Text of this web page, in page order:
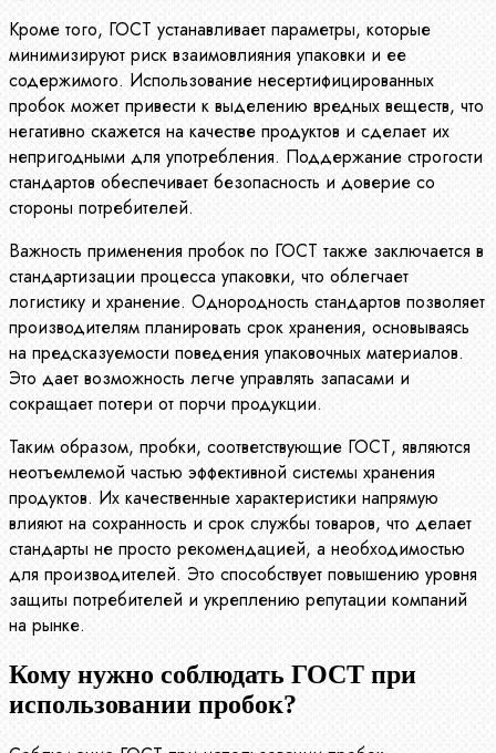
Кроме того, ГОСТ устанавливает параметры, которые
минимизируют риск взаимовлияния упаковки и ее
содержимого. Использование несертифицированных
пробок может привести к выделению вредных веществ, что
негативно скажется на качестве продуктов и сделает их
непригодными для употребления. Поддержание строгости
стандартов обеспечивает безопасность и доверие со
стороны потребителей.
Важность применения пробок по ГОСТ также заключается в
стандартизации процесса упаковки, что облегчает
логистику и хранение. Однородность стандартов позволяет
производителям планировать срок хранения, основываясь
на предсказуемости поведения упаковочных материалов.
Это дает возможность легче управлять запасами и
сокращает потери от порчи продукции.
Таким образом, пробки, соответствующие ГОСТ, являются
неотъемлемой частью эффективной системы хранения
продуктов. Их качественные характеристики напрямую
влияют на сохранность и срок службы товаров, что делает
стандарты не просто рекомендацией, а необходимостью
для производителей. Это способствует повышению уровня
защиты потребителей и укреплению репутации компаний
на рынке.
Кому нужно соблюдать ГОСТ при
использовании пробок?